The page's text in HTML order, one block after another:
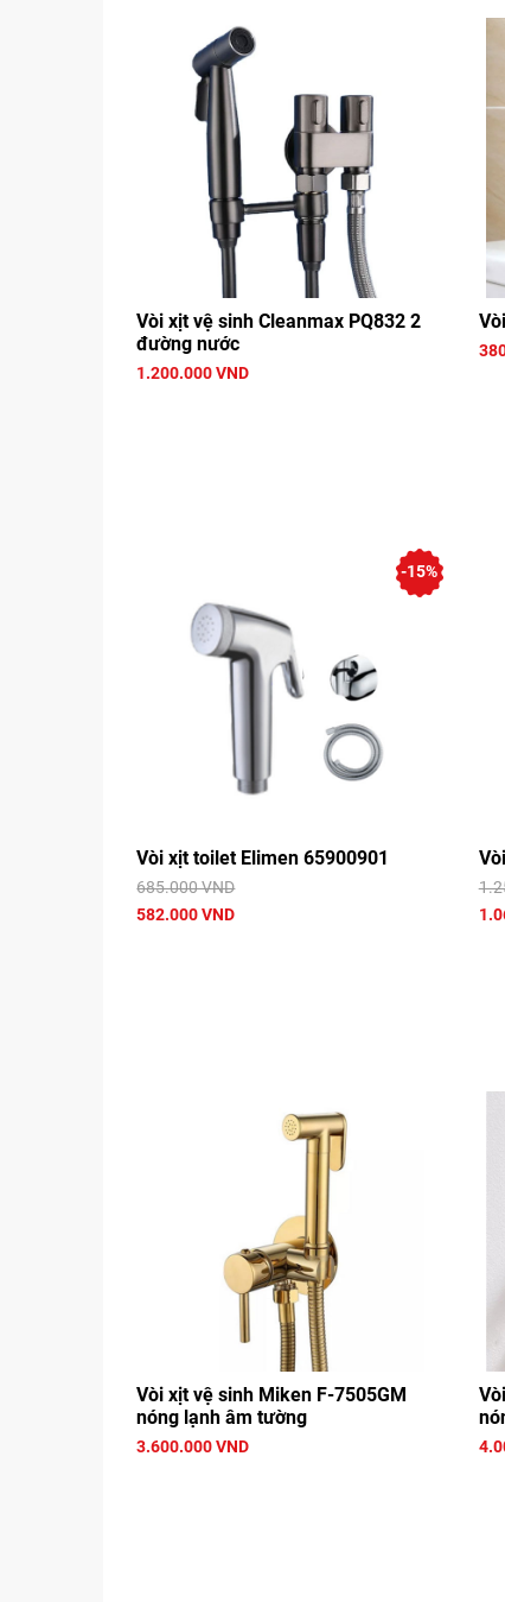
Vòi xịt vệ sinh Cleanmax PQ832 2
đường nước
1.200.000 VND
Vòi xịt toilet Elimen 65900901
685.000 VND
582.000 VND
-15%
Vòi xịt vệ sinh Miken F-7505GM
nóng lạnh âm tường
3.600.000 VND